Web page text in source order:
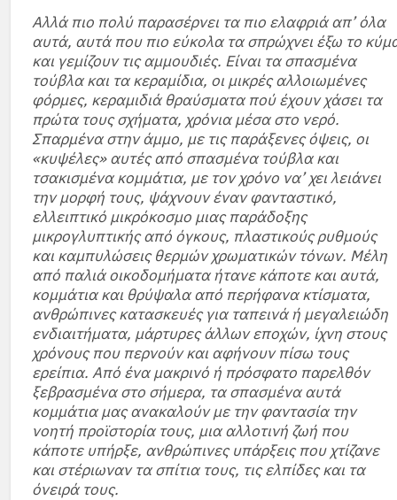
Αλλά πιο πολύ παρασέρνει τα πιο ελαφριά απ’ όλα
αυτά, αυτά που πιο εύκολα τα σπρώχνει έξω το
και γεμίζουν τις αμμουδιές. Είναι τα σπασμένα
τούβλα και τα κεραμίδια, οι μικρές αλλοιωμένες
φόρμες, κεραμιδιά θραύσματα πού έχουν χάσει τα
πρώτα τους σχήματα, χρόνια μέσα στο νερό.
Σπαρμένα στην άμμο, με τις παράξενες όψεις, οι
«κυψέλες» αυτές από σπασμένα τούβλα και
τσακισμένα κομμάτια, με τον χρόνο να’ χει λειάνει
την μορφή τους, ψάχνουν έναν φανταστικό,
ελλειπτικό μικρόκοσμο μιας παράδοξης
μικρογλυπτικής από όγκους, πλαστικούς ρυθμούς
και καμπυλώσεις θερμών χρωματικών τόνων. Μέλη
από παλιά οικοδομήματα ήτανε κάποτε και αυτά,
κομμάτια και θρύψαλα από περήφανα κτίσματα,
ανθρώπινες κατασκευές για ταπεινά ή μεγαλειώδη
ενδιαιτήματα, μάρτυρες άλλων εποχών, ίχνη στους
χρόνους που περνούν και αφήνουν πίσω τους
ερείπια. Από ένα μακρινό ή πρόσφατο παρελθόν
ξεβρασμένα στο σήμερα, τα σπασμένα αυτά
κομμάτια μας ανακαλούν με την φαντασία την
νοητή προϊστορία τους, μια αλλοτινή ζωή που
κάποτε υπήρξε, ανθρώπινες υπάρξεις που χτίζανε
και στέριωναν τα σπίτια τους, τις ελπίδες και τα
όνειρά τους.